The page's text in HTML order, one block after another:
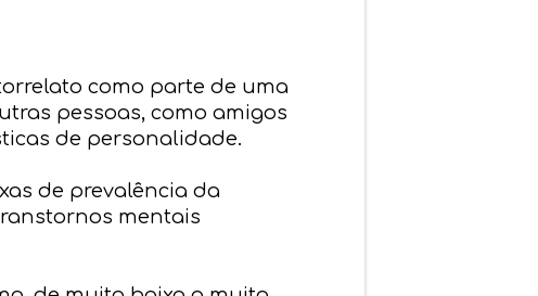
como parte de uma
pessoas, como amigos
de personalidade.
de prevalência da
mentais